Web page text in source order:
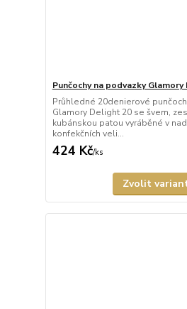
Punčochy na podvazky
Průhledné 20denierové
Glamory Delight 20 se švem,
kubánskou patou vyráběné v
konfekčních veli...
424 Kč/ks
Zvolit